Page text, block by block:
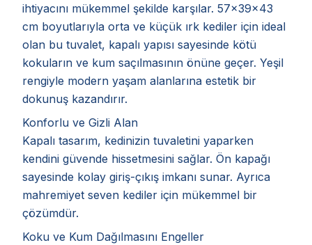
ihtiyacını mükemmel şekilde karşılar. 57x39x43
cm boyutlarıyla orta ve küçük ırk kediler için ideal
olan bu tuvalet, kapalı yapısı sayesinde kötü
kokuların ve kum saçılmasının önüne geçer. Yeşil
rengiyle modern yaşam alanlarına estetik bir
dokunuş kazandırır.
Konforlu ve Gizli Alan
Kapalı tasarım, kedinizin tuvaletini yaparken
kendini güvende hissetmesini sağlar. Ön kapağı
sayesinde kolay giriş-çıkış imkanı sunar. Ayrıca
mahremiyet seven kediler için mükemmel bir
çözümdür.
Koku ve Kum Dağılmasını Engeller